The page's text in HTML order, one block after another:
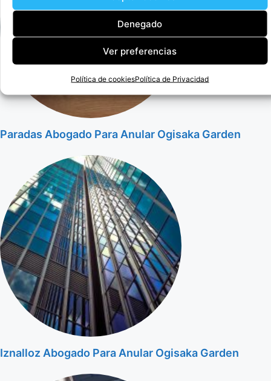
Denegado
Ver preferencias
Política de cookiesPolítica de Privacidad
Paradas Abogado Para Anular Ogisaka Garden
Iznalloz Abogado Para Anular Ogisaka Garden